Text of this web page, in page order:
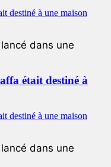
dans une
était destiné à
dans une